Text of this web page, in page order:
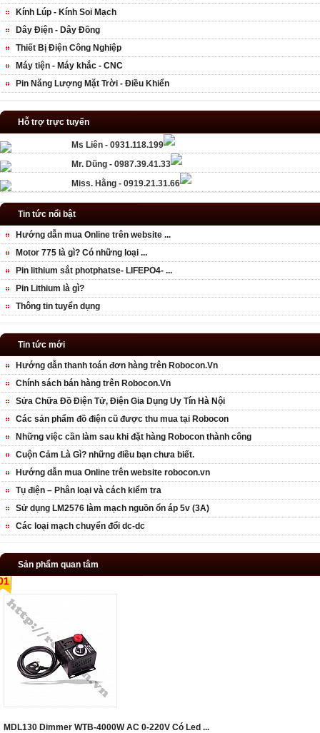
Kính Lúp - Kính Soi Mạch
Dây Điện - Dây Đồng
Thiết Bị Điện Công Nghiệp
Máy tiện - Máy khắc - CNC
Pin Năng Lượng Mặt Trời - Điều Khiển
Hỗ trợ trực tuyến
Ms Liên - 0931.118.199
Mr. Dũng - 0987.39.41.33
Miss. Hằng - 0919.21.31.66
Tin tức nổi bật
Hướng dẫn mua Online trên website ...
Motor 775 là gì? Có những loại ...
Pin lithium sắt photphatse- LIFEPO4- ...
Pin Lithium là gì?
Thông tin tuyển dụng
Tin tức mới
Hướng dẫn thanh toán đơn hàng trên Robocon.Vn
Chính sách bán hàng trên Robocon.Vn
Sửa Chữa Đồ Điện Tử, Điện Gia Dụng Uy Tín Hà Nội
Các sản phẩm đồ điện cũ được thu mua tại Robocon
Những việc cần làm sau khi đặt hàng Robocon thành công
Cuộn Cảm Là Gì? những điều bạn chưa biết.
Hướng dẫn mua Online trên website robocon.vn
Tụ điện – Phân loại và cách kiểm tra
Sử dụng LM2576 làm mạch nguồn ổn áp 5v (3A)
Các loại mạch chuyển đổi dc-dc
Sản phẩm quan tâm
MDL130 Dimmer WTB-4000W AC 0-220V Có Led ...